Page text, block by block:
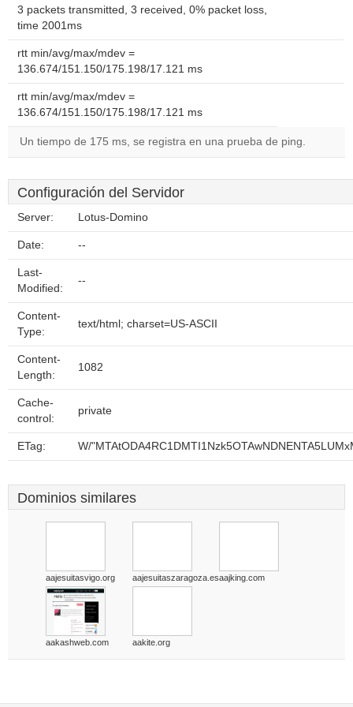
3 packets transmitted, 3 received, 0% packet loss,
time 2001ms
rtt min/avg/max/mdev =
136.674/151.150/175.198/17.121 ms
rtt min/avg/max/mdev =
136.674/151.150/175.198/17.121 ms
Un tiempo de 175 ms, se registra en una prueba de ping.
Configuración del Servidor
Server: Lotus-Domino
Date: --
Last-
Modified:
--
Content-
Type:
text/html; charset=US-ASCII
Content-
Length:
1082
Cache-
control:
private
ETag: W/
Dominios similares
aajesuitasvigo.org aajesuitaszaragoza.esaajking.com
aakashweb.com aakite.org